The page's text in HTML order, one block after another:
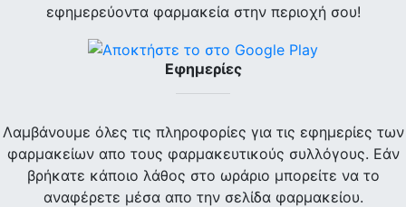
εφημερεύοντα φαρμακεία στην περιοχή σου!
Εφημερίες
Λαμβάνουμε όλες τις πληροφορίες για τις εφημερίες των
φαρμακείων απο τους φαρμακευτικούς συλλόγους. Εάν
βρήκατε κάποιο λάθος στο ωράριο μπορείτε να το
αναφέρετε μέσα απο την σελίδα φαρμακείου.